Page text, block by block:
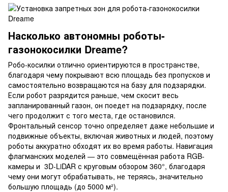
Насколько автономны роботы-
газонокосилки Dreame?
Робо-косилки отлично ориентируются в пространстве,
благодаря чему покрывают всю площадь без пропусков и
самостоятельно возвращаются на базу для подзарядки.
Если робот разрядится раньше, чем скосит весь
запланированный газон, он поедет на подзарядку, после
чего продолжит с того места, где остановился.
Фронтальный сенсор точно определяет даже небольшие и
подвижные объекты, включая животных и людей, поэтому
роботы аккуратно обходят их во время работы. Навигация
флагманских моделей — это совмещённая работа RGB-
камеры и 3D-LiDAR с круговым обзором 360°, благодаря
чему они могут обрабатывать, не теряясь, значительно
большую площадь (до 5000 м²).